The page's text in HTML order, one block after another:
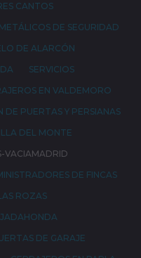
CANTOS
DE SEGURIDAD
DE ALARCÓN
SERVICIOS
EN VALDEMORO
PUERTAS Y PERSIANAS
DEL MONTE
VACIAMADRID
DE FINCAS
ROZAS
DE GARAJE